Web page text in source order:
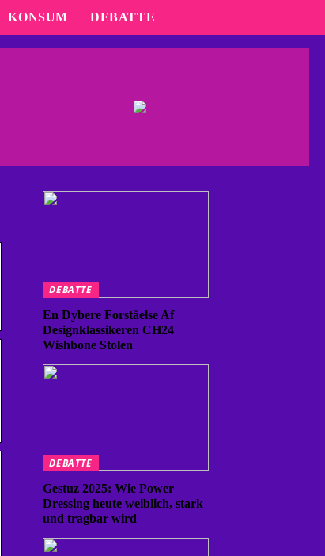
KONSUM DEBATTE
DEBATTE
En Dybere Forståelse Af
Designklassikeren CH24
Wishbone Stolen
DEBATTE
Gestuz 2025: Wie Power
Dressing heute weiblich, stark
und tragbar wird